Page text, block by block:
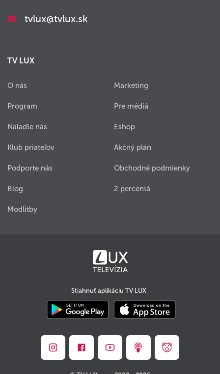
tvlux@tvlux.sk
TV LUX
O nás
Program
Nalaďte nás
Klub priateľov
Podporte nás
Blog
Modlitby
Marketing
Pre médiá
Eshop
Akčný plán
Obchodné podmienky
2 percentá
Stiahnuť aplikáciu TV LUX